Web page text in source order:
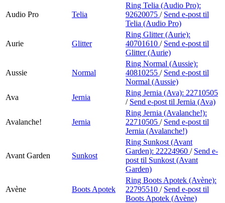
Audio Pro Telia
Ring Telia (Audio Pro):
92620075 / Send e-post til
Telia (Audio Pro)
Aurie Glitter
Ring Glitter (Aurie):
40701610 / Send e-post til
Glitter (Aurie)
Aussie Normal
Ring Normal (Aussie):
40810255 / Send e-post til
Normal (Aussie)
Ava
Jernia
Ring Jernia (Ava): 22710505
/ Send e-post til Jernia (Ava)
Avalanche! Jernia
Ring Jernia (Avalanche!):
22710505 / Send e-post til
Jernia (Avalanche!)
Avant Garden Sunkost
Ring Sunkost (Avant
Garden): 22224960 / Send e-
post til Sunkost (Avant
Garden)
Avène Boots Apotek
Ring Boots Apotek (Avène):
22795510 / Send e-post til
Boots Apotek (Avène)